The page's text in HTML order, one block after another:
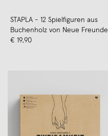
STAPLA - 12 Spielfiguren aus
Buchenholz von Neue Freunde
€ 19,90